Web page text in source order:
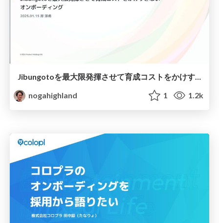
Jibungotoを最大限発揮させて育成コストをかけすぎないオンボーディング
nogahighland
1 1.2k